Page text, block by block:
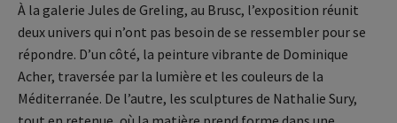
À la galerie Jules de Greling, au Brusc, l’exposition réunit
deux univers qui n’ont pas besoin de se ressembler pour se
répondre. D’un côté, la peinture vibrante de Dominique
Acher, traversée par la lumière et les couleurs de la
Méditerranée. De l’autre, les sculptures de Nathalie Sury,